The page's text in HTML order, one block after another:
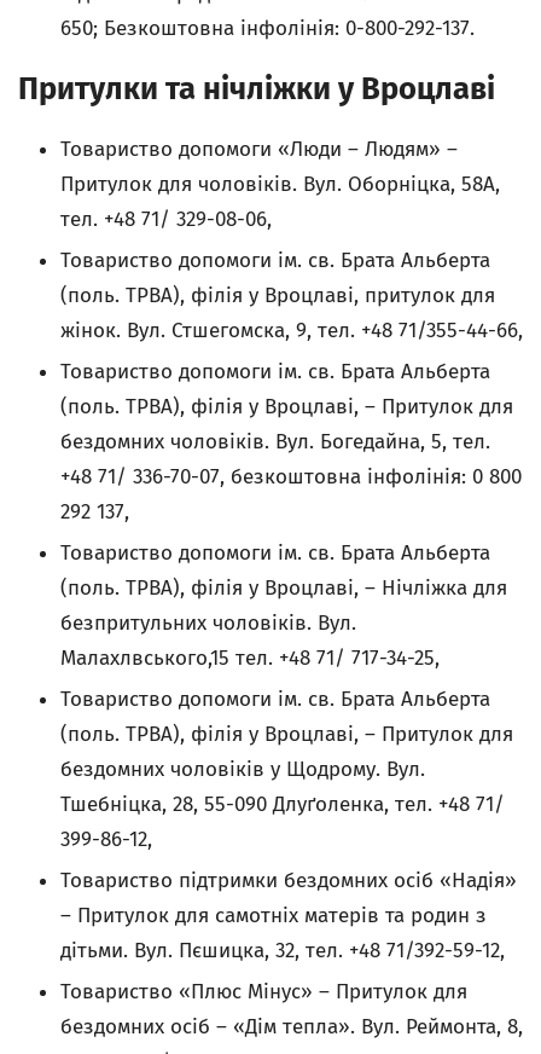
650; Безкоштовна інфолінія: 0-800-292-137.
Притулки та нічліжки у Вроцлаві
Товариство допомоги «Люди – Людям» –
Притулок для чоловіків. Вул. Оборніцка, 58A,
тел. +48 71/ 329-08-06,
Товариство допомоги ім. св. Брата Альберта
(поль. TPBA), філія у Вроцлаві, притулок для
жінок. Вул. Стшегомска, 9, тел. +48 71/355-44-66,
Товариство допомоги ім. св. Брата Альберта
(поль. TPBA), філія у Вроцлаві, – Притулок для
бездомних чоловіків. Вул. Богедайна, 5, тел.
+48 71/ 336-70-07, безкоштовна інфолінія: 0 800
292 137,
Товариство допомоги ім. св. Брата Альберта
(поль. TPBA), філія у Вроцлаві, – Нічліжка для
безпритульних чоловіків. Вул.
Малахлвського,15 тел. +48 71/ 717-34-25,
Товариство допомоги ім. св. Брата Альберта
(поль. TPBA), філія у Вроцлаві, – Притулок для
бездомних чоловіків у Щодрому. Вул.
Тшебніцка, 28, 55-090 Длуґоленка, тел. +48 71/
399-86-12,
Товариство підтримки бездомних осіб «Надія»
– Притулок для самотніх матерів та родин з
дітьми. Вул. Пєшицка, 32, тел. +48 71/392-59-12,
Товариство «Плюс Мінус» – Притулок для
бездомних осіб – «Дім тепла». Вул. Реймонта, 8,